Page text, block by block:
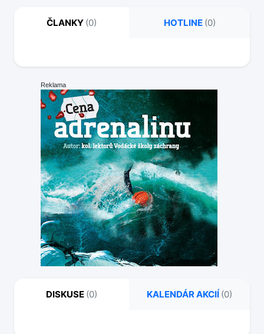
nevystupovat a rychle pryč - mnoho Romů, ale opravdu
ČLANKY (0) HOTLINE (0)
Reklama
DISKUSE (0) KALENDÁR AKCIÍ (0)